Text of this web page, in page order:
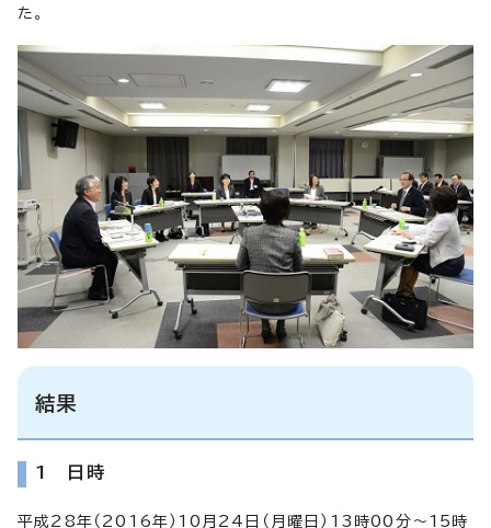
た。
結果
1 日時
平成28年（2016年）10月24日（月曜日）13時00分～15時